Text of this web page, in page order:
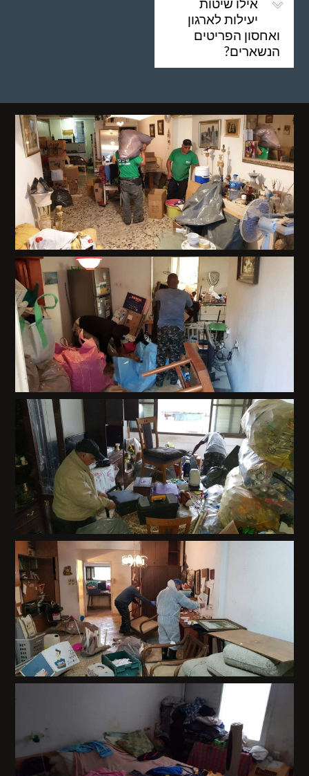
יעילות לארגון
ואחסון הפריטים
הנשארים?